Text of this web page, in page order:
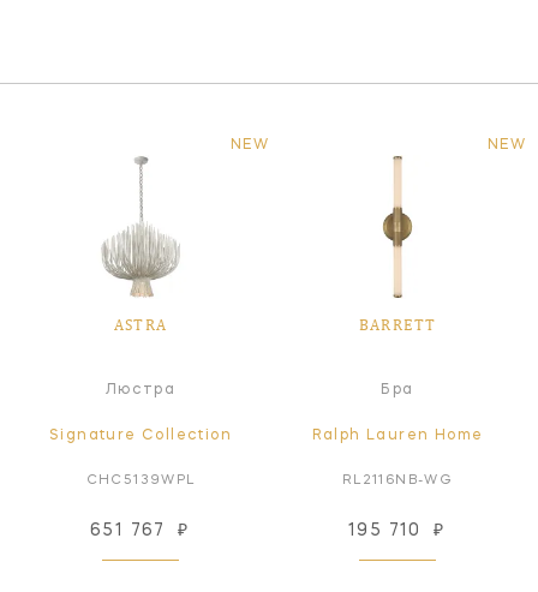
NEW
ASTRA
Люстра
Signature Collection
CHC5139WPL
651 767 ₽
NEW
BARRETT
Бра
Ralph Lauren Home
RL2116NB-WG
195 710 ₽